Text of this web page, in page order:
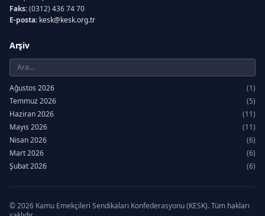
Faks:(0312) 436 74 70
E-posta: kesk@kesk.org.tr
Arşiv
Ağustos 2026
(1)
Temmuz 2026
(5)
Haziran 2026
(11)
Mayıs 2026
(11)
Nisan 2026
(6)
Mart 2026
(6)
Şubat 2026
(6)
Kasım 2025
(6)
© 2026 Kamu Emekçileri Sendikaları Konfederasyonu (KESK). Tüm hakları